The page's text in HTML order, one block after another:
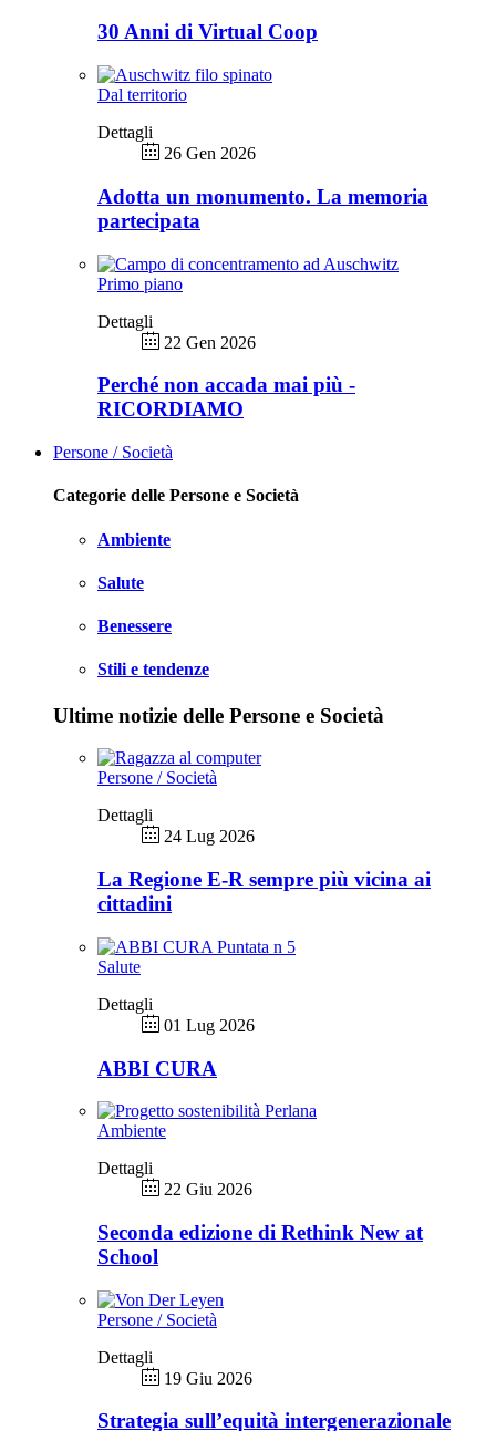
30 Anni di Virtual Coop
Dal territorio
Dettagli
26 Gen 2026
Adotta un monumento. La memoria
partecipata
Primo piano
Dettagli
22 Gen 2026
Perché non accada mai più -
RICORDIAMO
Persone / Società
Categorie delle Persone e Società
Ambiente
Salute
Benessere
Stili e tendenze
Ultime notizie delle Persone e Società
Persone / Società
Dettagli
24 Lug 2026
La Regione E-R sempre più vicina ai
cittadini
Salute
Dettagli
01 Lug 2026
ABBI CURA
Ambiente
Dettagli
22 Giu 2026
Seconda edizione di Rethink New at
School
Persone / Società
Dettagli
19 Giu 2026
Strategia sull’equità intergenerazionale